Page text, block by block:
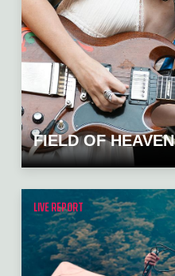
FIELD OF HEAVEN
LIVE REPORT